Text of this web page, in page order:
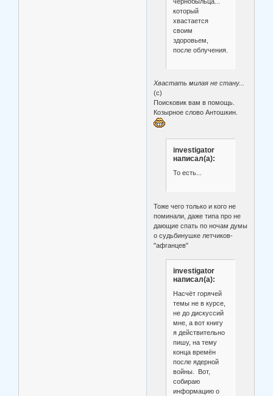
который
хвастается
своим
здоровьем,
после облучения.
Хвастать милая не стану...
(с)
Поисковик вам в помощь.
Козырное слово Антошкин.
investigator
написал(а):
То есть...
Тоже чего только и кого не
поминали, даже типа про не
дающие спать по ночам думы
о судьбинушке летчиков-
"афганцев"
investigator
написал(а):
Насчёт горячей
темы не в курсе,
не до дискуссий
мне, а вот книгу
я действительно
пишу, на тему
конца времён
после ядерной
войны. Вот,
собираю
информацию о